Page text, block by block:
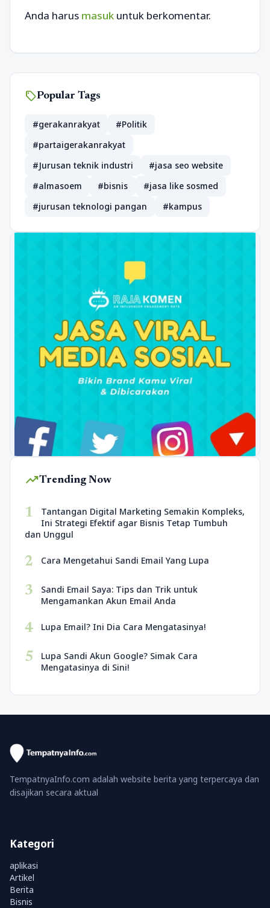
Anda harus masuk untuk berkomentar.
sellPopular Tags
#gerakanrakyat
#Politik
#partaigerakanrakyat
#Jurusan teknik industri
#jasa seo website
#almasoem
#bisnis
#jasa like sosmed
#jurusan teknologi pangan
#kampus
trending_upTrending Now
1
Tantangan Digital Marketing Semakin Kompleks,
Ini Strategi Efektif agar Bisnis Tetap Tumbuh
dan Unggul
2 Cara Mengetahui Sandi Email Yang Lupa
3
Sandi Email Saya: Tips dan Trik untuk
Mengamankan Akun Email Anda
4 Lupa Email? Ini Dia Cara Mengatasinya!
5
Lupa Sandi Akun Google? Simak Cara
Mengatasinya di Sini!
TempatnyaInfo.com adalah website berita yang terpercaya dan
disajikan secara aktual
Kategori
aplikasi
Artikel
Berita
Bisnis